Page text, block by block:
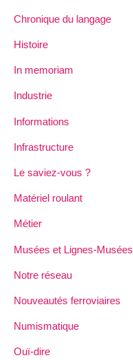
Chronique du langage
Histoire
In memoriam
Industrie
Informations
Infrastructure
Le saviez-vous ?
Matériel roulant
Métier
Musées et Lignes-Musées
Notre réseau
Nouveautés ferroviaires
Numismatique
Ouï-dire